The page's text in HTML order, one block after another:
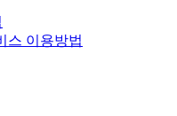
스 이용방법